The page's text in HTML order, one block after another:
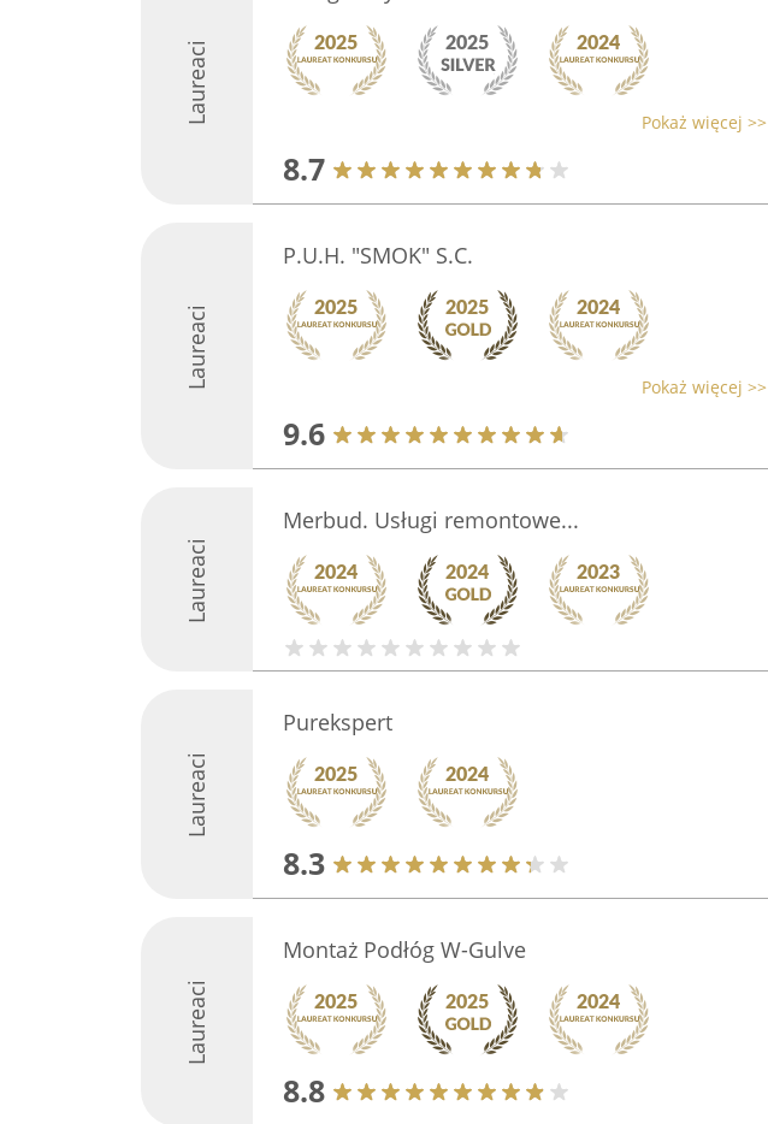
Laureaci Pokaż więcej >>
8.7
Laureaci
P.U.H. "SMOK" S.C.
Pokaż więcej >>
9.6
Laureaci
Merbud. Usługi remontowe...
Laureaci
Purekspert
8.3
Laureaci
Montaż Podłóg W-Gulve
8.8